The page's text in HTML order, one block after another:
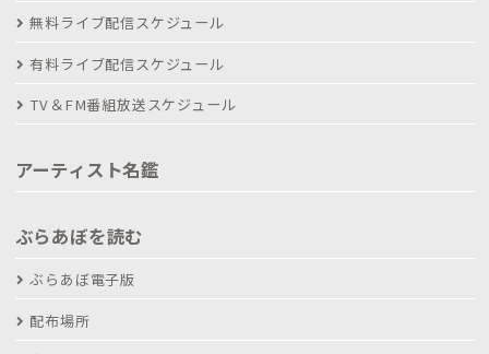
無料ライブ配信スケジュール
有料ライブ配信スケジュール
TV＆FM番組放送スケジュール
アーティスト名鑑
ぶらあぼを読む
ぶらあぼ電子版
配布場所